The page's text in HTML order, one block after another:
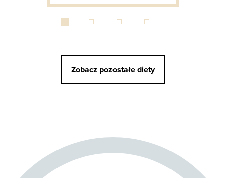
Zobacz pozostałe diety